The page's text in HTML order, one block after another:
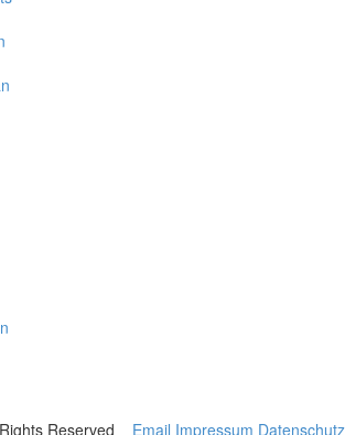
Reserved Email Impressum Datenschutz